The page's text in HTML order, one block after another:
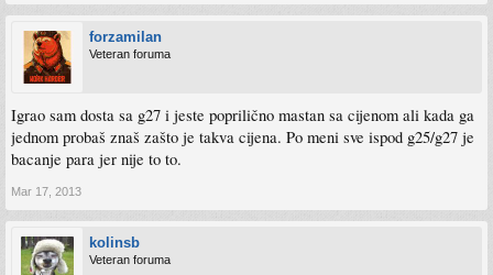
forzamilan
Veteran foruma
Igrao sam dosta sa g27 i jeste poprilično mastan sa cijenom ali kada ga
jednom probaš znaš zašto je takva cijena. Po meni sve ispod g25/g27 je
bacanje para jer nije to to.
Mar 17, 2013
kolinsb
Veteran foruma